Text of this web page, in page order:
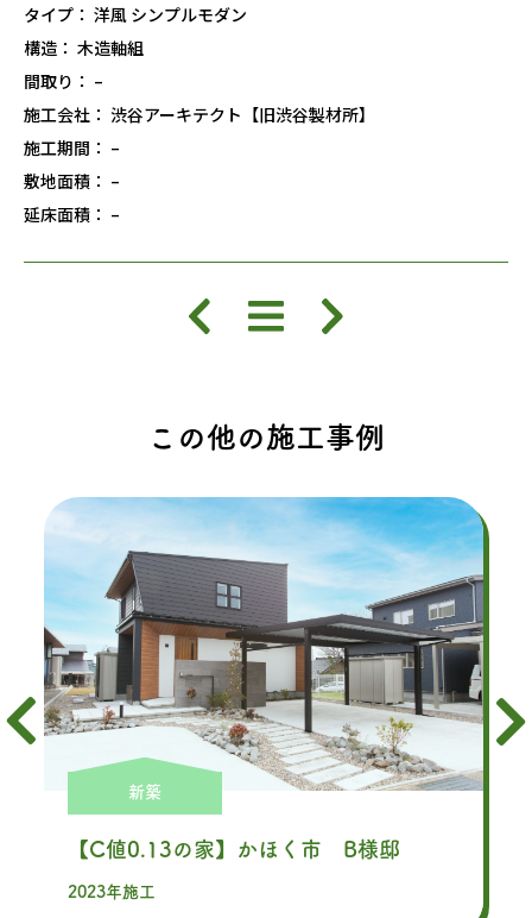
タイプ： 洋風 シンプルモダン
構造： 木造軸組
間取り： –
施工会社： 渋谷アーキテクト【旧渋谷製材所】
施工期間： –
敷地面積： –
延床面積： –
この他の施工事例
新築
【C値0.13の家】かほく市 B様邸
2023年施工